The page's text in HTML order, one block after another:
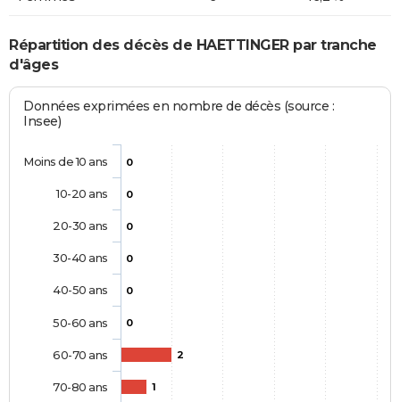
Répartition des décès de HAETTINGER par tranche
d'âges
Données exprimées en nombre de décès (source :
Insee)
0
0
0
0
0
0
2
1
Moins de 10 ans
10-20 ans
20-30 ans
30-40 ans
40-50 ans
50-60 ans
60-70 ans
70-80 ans